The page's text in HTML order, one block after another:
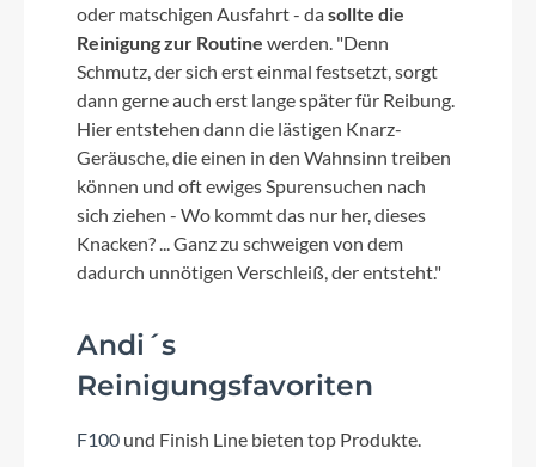
oder matschigen Ausfahrt - dasollte die
Reinigung zur Routine werden. "Denn
Schmutz, der sich erst einmal festsetzt, sorgt
dann gerne auch erst lange später für Reibung.
Hier entstehen dann die lästigen Knarz-
Geräusche, die einen in den Wahnsinn treiben
können und oft ewiges Spurensuchen nach
sich ziehen - Wo kommt das nur her, dieses
Knacken? ... Ganz zu schweigen von dem
dadurch unnötigen Verschleiß, der entsteht."
Andi´s
Reinigungsfavoriten
F100 und Finish Line bieten top Produkte.